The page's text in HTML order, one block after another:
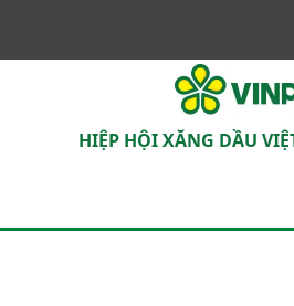
HIỆP HỘI XĂNG DẦU